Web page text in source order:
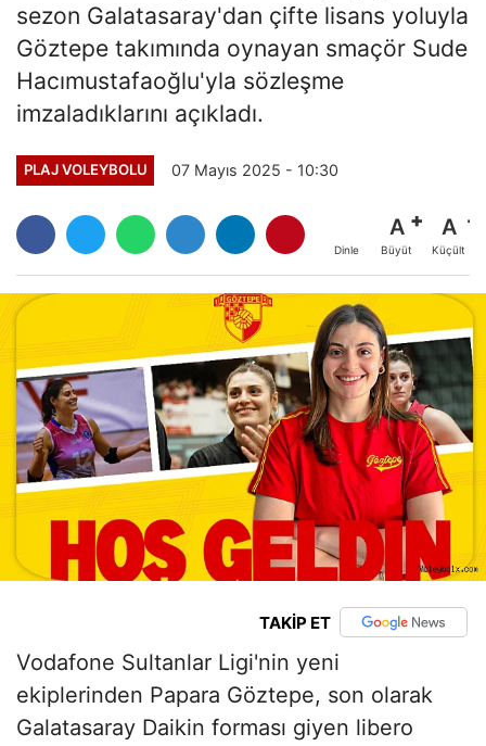
sezon Galatasaray'dan çifte lisans yoluyla
Göztepe takımında oynayan smaçör Sude
Hacımustafaoğlu'yla sözleşme
imzaladıklarını açıkladı.
PLAJ VOLEYBOLU 07 Mayıs 2025 - 10:30
Dinle
A
Büyüt
A
Küçült
TAKİP ET
Vodafone Sultanlar Ligi'nin yeni
ekiplerinden Papara Göztepe, son olarak
Galatasaray Daikin forması giyen libero